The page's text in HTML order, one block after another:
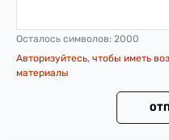
Осталось символов: 2000
Авторизуйтесь, чтобы иметь
материалы